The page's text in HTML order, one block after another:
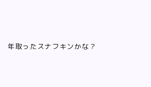
年取ったスナフキンかな？